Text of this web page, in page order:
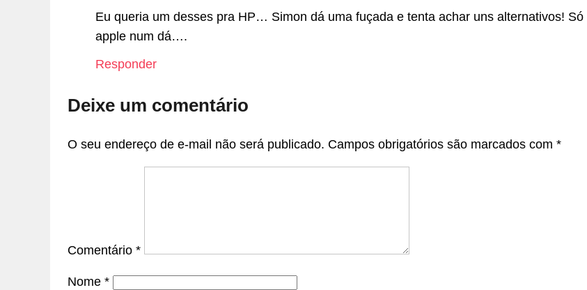
Eu queria um desses pra HP… Simon dá uma fuçada e tenta achar uns alternativos! Só
apple num dá….
Responder
Deixe um comentário
O seu endereço de e-mail não será publicado. Campos obrigatórios são marcados com *
Comentário *
Nome *